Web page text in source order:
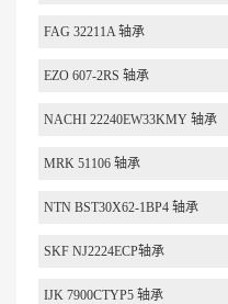
FAG 32211A 轴承
EZO 607-2RS 轴承
NACHI 22240EW33KMY 轴承
MRK 51106 轴承
NTN BST30X62-1BP4 轴承
SKF NJ2224ECP轴承
IJK 7900CTYP5 轴承